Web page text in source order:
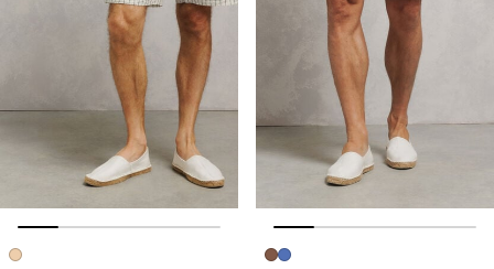
Image précédente
Image suivante
Image précédente
Image suivante